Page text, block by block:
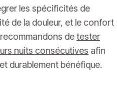
les spécificités de
de la douleur, et le confort
detester
nuits consécutives afin
durablement bénéfique.